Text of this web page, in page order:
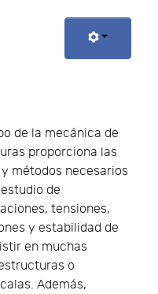
de la mecánica de
proporciona las
métodos necesarios
de
tensiones,
y estabilidad de
en muchas
o
Además,